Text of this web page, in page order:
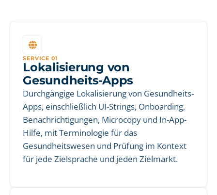
SERVICE 01
Lokalisierung von
Gesundheits-Apps
Durchgängige Lokalisierung von Gesundheits-
Apps, einschließlich UI-Strings, Onboarding,
Benachrichtigungen, Microcopy und In-App-
Hilfe, mit Terminologie für das
Gesundheitswesen und Prüfung im Kontext
für jede Zielsprache und jeden Zielmarkt.